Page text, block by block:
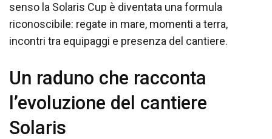
senso la Solaris Cup è diventata una formula
riconoscibile: regate in mare, momenti a terra,
incontri tra equipaggi e presenza del cantiere.
Un raduno che racconta
l’evoluzione del cantiere
Solaris